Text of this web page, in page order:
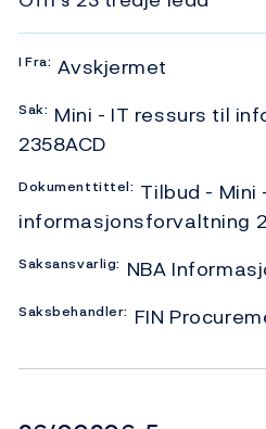
I Fra: Avskjermet
Sak: Mini - IT ressurs til
2358ACD
Dokumenttittel: Tilbud - Mini
informasjonsforvaltning
Saksansvarlig: NBA
Saksbehandler: FIN